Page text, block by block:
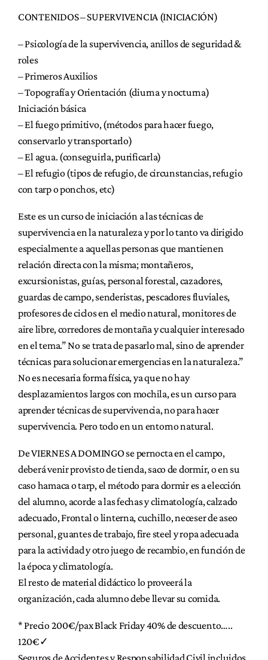
CONTENIDOS – SUPERVIVENCIA (INICIACIÓN)
– Psicología de la supervivencia, anillos de seguridad &
roles
– Primeros Auxilios
– Topografía y Orientación (diurna y nocturna)
Iniciación básica
– El fuego primitivo, (métodos para hacer fuego,
conservarlo y transportarlo)
– El agua. (conseguirla, purificarla)
– El refugio (tipos de refugio, de circunstancias, refugio
con tarp o ponchos, etc)
Este es un curso de iniciación a las técnicas de
supervivencia en la naturaleza y por lo tanto va dirigido
especialmente a aquellas personas que mantienen
relación directa con la misma; montañeros,
excursionistas, guías, personal forestal, cazadores,
guardas de campo, senderistas, pescadores fluviales,
profesores de ciclos en el medio natural, monitores de
aire libre, corredores de montaña y cualquier interesado
en el tema.” No se trata de pasarlo mal, sino de aprender
técnicas para solucionar emergencias en la naturaleza.”
No es necesaria forma física, ya que no hay
desplazamientos largos con mochila, es un curso para
aprender técnicas de supervivencia, no para hacer
supervivencia. Pero todo en un entorno natural.
De VIERNES A DOMINGO se pernocta en el campo,
deberá venir provisto de tienda, saco de dormir, o en su
caso hamaca o tarp, el método para dormir es a elección
del alumno, acorde a las fechas y climatología, calzado
adecuado, Frontal o linterna, cuchillo, neceser de aseo
personal, guantes de trabajo, fire steel y ropa adecuada
para la actividad y otro juego de recambio, en función de
la época y climatología.
El resto de material didáctico lo proveerá la
organización, cada alumno debe llevar su comida.
* Precio 200€/pax Black Friday 40% de descuento…..
120€✓
Seguros de Accidentes y Responsabilidad Civil incluidos